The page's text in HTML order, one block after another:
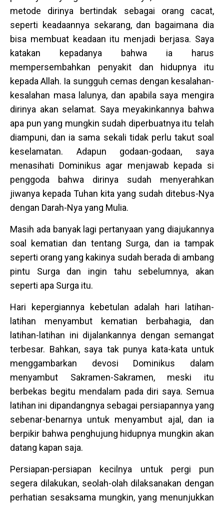
metode dirinya bertindak sebagai orang cacat,
seperti keadaannya sekarang, dan bagaimana dia
bisa membuat keadaan itu menjadi berjasa. Saya
katakan kepadanya bahwa ia harus
mempersembahkan penyakit dan hidupnya itu
kepada Allah. Ia sungguh cemas dengan kesalahan-
kesalahan masa lalunya, dan apabila saya mengira
dirinya akan selamat. Saya meyakinkannya bahwa
apa pun yang mungkin sudah diperbuatnya itu telah
diampuni, dan ia sama sekali tidak perlu takut soal
keselamatan. Adapun godaan-godaan, saya
menasihati Dominikus agar menjawab kepada si
penggoda bahwa dirinya sudah menyerahkan
jiwanya kepada Tuhan kita yang sudah ditebus-Nya
dengan Darah-Nya yang Mulia.
Masih ada banyak lagi pertanyaan yang diajukannya
soal kematian dan tentang Surga, dan ia tampak
seperti orang yang kakinya sudah berada di ambang
pintu Surga dan ingin tahu sebelumnya, akan
seperti apa Surga itu.
Hari kepergiannya kebetulan adalah hari latihan-
latihan menyambut kematian berbahagia, dan
latihan-latihan ini dijalankannya dengan semangat
terbesar. Bahkan, saya tak punya kata-kata untuk
menggambarkan devosi Dominikus dalam
menyambut Sakramen-Sakramen, meski itu
berbekas begitu mendalam pada diri saya. Semua
latihan ini dipandangnya sebagai persiapannya yang
sebenar-benarnya untuk menyambut ajal, dan ia
berpikir bahwa penghujung hidupnya mungkin akan
datang kapan saja.
Persiapan-persiapan kecilnya untuk pergi pun
segera dilakukan, seolah-olah dilaksanakan dengan
perhatian sesaksama mungkin, yang menunjukkan